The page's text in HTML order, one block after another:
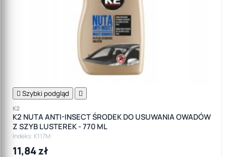
 Szybki podgląd 
K2
K2 NUTA ANTI-INSECT ŚRODEK DO USUWANIA OWADÓW
Z SZYB LUSTEREK - 770 ML
Indeks: K117M
11,84 zł